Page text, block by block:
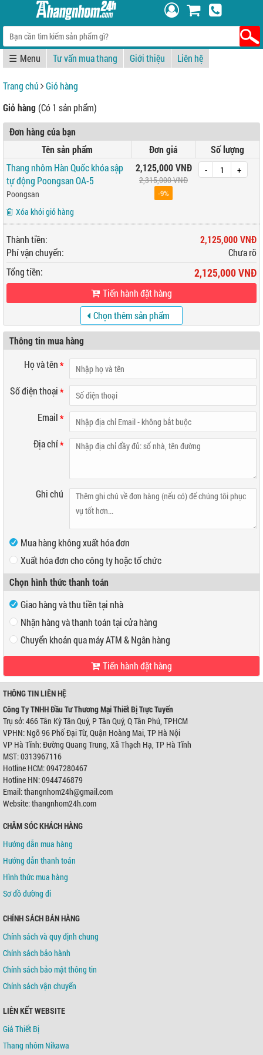
☰ Tư vấn mua thang Giới thiệu Liên hệ
Trang chủ
Giỏ hàng
Giỏ hàng (Có 1 sản phẩm)
Đơn hàng của bạn
Tên sản phẩm
Đơn giá
Số lượng
Thang nhôm Hàn Quốc khóa sập
tự động Poongsan OA-5
Poongsan
Xóa khỏi giỏ hàng
2,125,000 VNĐ
2,315,000 VNĐ
-9%
- +
Thành tiền:
2,125,000 VNĐ
Phí vận chuyển:
Chưa rõ
Tổng tiền:
2,125,000 VNĐ
Tiến hành đặt hàng
Chọn thêm sản phẩm
khác
Thông tin mua hàng
Họ và tên*
Số điện thoại*
Email*
Địa chỉ*
Ghi chú
Mua hàng không xuất hóa đơn
Xuất hóa đơn cho công ty hoặc tổ chức
Mã số thuế
Địa chỉ
Chọn hình thức thanh toán
Giao hàng và thu tiền tại nhà
Nhận hàng và thanh toán tại cửa hàng
Địa chỉ:466 Tân Kỳ Tân Quý, P Tân Quý, Q Tân Phú, TPHCM
Điện thoại:
VP Hà Nội:
Địa chỉ:Ngõ 96 Phố Đại Từ, Quận Hoàng Mai, TP Hà Nội
Điện thoại:0944746879
Chuyển khoản qua máy ATM & Ngân hàng
Ngân hàng Ngoại thương Việt Nam
Chi nhánh:Chi nhánh Hùng Vương
Chủ TK:Công ty TNHH Đầu Tư TM Thiết Bị Trực Tuyến
Số TK:0421000489933
Chủ TK:
Số TK:
Tiến hành đặt hàng
THÔNG TIN LIÊN HỆ
Công Ty TNHH Đầu Tư Thương Mại Thiết Bị Trực Tuyến
Trụ sở: 466 Tân Kỳ Tân Quý, P Tân Quý, Q Tân Phú, TPHCM
VPHN: Ngõ 96 Phố Đại Từ, Quận Hoàng Mai, TP Hà Nội
VP Hà Tĩnh: Đường Quang Trung, Xã Thạch Hạ, TP Hà Tĩnh
MST: 0313967116
Hotline HCM: 0947280467
Hotline HN: 0944746879
Email: thangnhom24h@gmail.com
Website: thangnhom24h.com
CHĂM SÓC KHÁCH HÀNG
Hướng dẫn mua hàng
Hướng dẫn thanh toán
Hình thức mua hàng
Sơ đồ đường đi
CHÍNH SÁCH BÁN HÀNG
Chính sách và quy định chung
Chính sách bảo hành
Chính sách bảo mật thông tin
Chính sách vận chuyển
LIÊN KẾT WEBSITE
Giá Thiết Bị
Thang nhôm Nikawa